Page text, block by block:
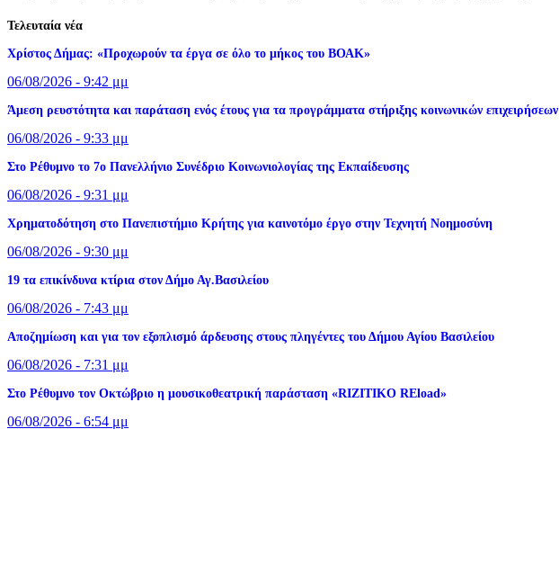
Τελευταία νέα
Χρίστος Δήμας: «Προχωρούν τα έργα σε όλο το μήκος του ΒΟΑΚ»
06/08/2026 - 9:42 μμ
Άμεση ρευστότητα και παράταση ενός έτους για τα προγράμματα στήριξης κοινωνικών επιχειρήσεων
06/08/2026 - 9:33 μμ
Στο Ρέθυμνο το 7ο Πανελλήνιο Συνέδριο Κοινωνιολογίας της Εκπαίδευσης
06/08/2026 - 9:31 μμ
Χρηματοδότηση στο Πανεπιστήμιο Κρήτης για καινοτόμο έργο στην Τεχνητή Νοημοσύνη
06/08/2026 - 9:30 μμ
19 τα επικίνδυνα κτίρια στον Δήμο Αγ.Βασιλείου
06/08/2026 - 7:43 μμ
Αποζημίωση και για τον εξοπλισμό άρδευσης στους πληγέντες του Δήμου Αγίου Βασιλείου
06/08/2026 - 7:31 μμ
Στο Ρέθυμνο τον Οκτώβριο η μουσικοθεατρική παράσταση «RIZITIKO REload»
06/08/2026 - 6:54 μμ